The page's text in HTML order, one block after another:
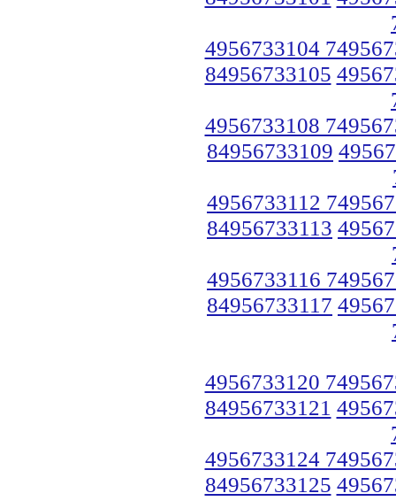
4956733104
84956733105
4956733108
84956733109
4956733112
84956733113
4956733116
84956733117
4956733120
84956733121
4956733124
84956733125